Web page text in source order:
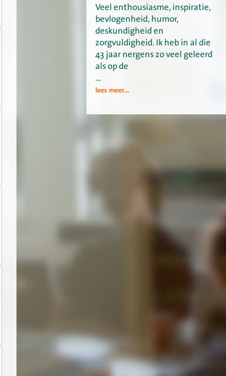
Veel enthousiasme, inspiratie,
bevlogenheid, humor,
deskundigheid en
zorgvuldigheid. Ik heb in al die
43 jaar nergens zo veel geleerd
als op de
…
lees meer...